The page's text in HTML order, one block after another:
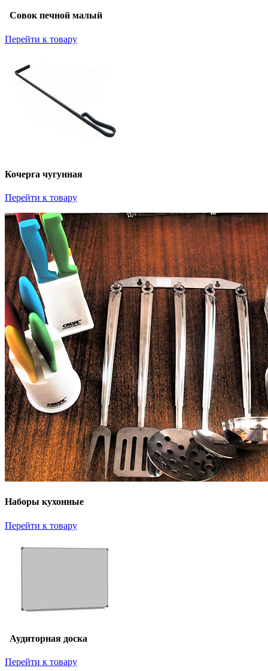
Совок печной малый
Перейти к товару
Кочерга чугунная
Перейти к товару
Наборы кухонные
Перейти к товару
Аудиторная доска
Перейти к товару